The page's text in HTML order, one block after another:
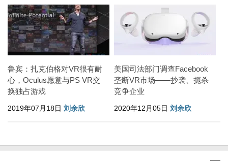
鲁宾：扎克伯格对VR很有耐
心，Oculus愿意与PS VR交
换独占游戏
2019年07月18日 刘余欣
美国司法部门调查Facebook
垄断VR市场——抄袭、扼杀
竞争企业
2020年12月05日 刘余欣